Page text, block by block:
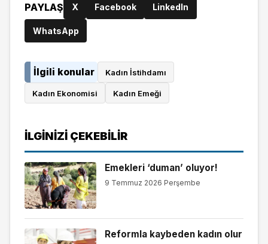
PAYLAŞ X Facebook LinkedIn
WhatsApp
İlgili konular Kadın İstihdamı
Kadın Ekonomisi Kadın Emeği
İLGINIZI ÇEKEBILIR
Emekleri ‘duman’ oluyor!
9 Temmuz 2026 Perşembe
Reformla kaybeden kadın olur